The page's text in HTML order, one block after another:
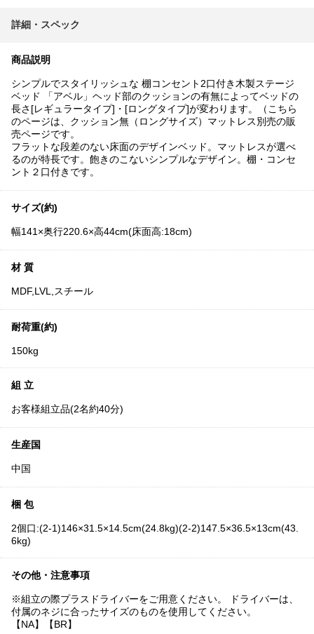
詳細・スペック
商品説明
シンプルでスタイリッシュな 棚コンセント2口付き木製ステージ
ベッド 「アベル」ヘッド部のクッションの有無によってベッドの
長さ[レギュラータイプ]・[ロングタイプ]が変わります。（こちら
のページは、クッション無（ロングサイズ）マットレス別売の販
売ページです。
フラットな段差のない床面のデザインベッド。マットレスが選べ
るのが特長です。飽きのこないシンプルなデザイン。棚・コンセ
ント２口付きです。
サイズ(約)
幅141×奥行220.6×高44cm(床面高:18cm)
材 質
MDF,LVL,スチール
耐荷重(約)
150kg
組 立
お客様組立品(2名約40分)
生産国
中国
梱 包
2個口:(2-1)146×31.5×14.5cm(24.8kg)(2-2)147.5×36.5×13cm(43.
6kg)
その他・注意事項
※組立の際プラスドライバーをご用意ください。 ドライバーは、
付属のネジに合ったサイズのものを使用してください。
【NA】【BR】